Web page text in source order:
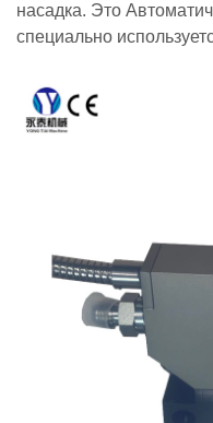
насадка. Это
специально